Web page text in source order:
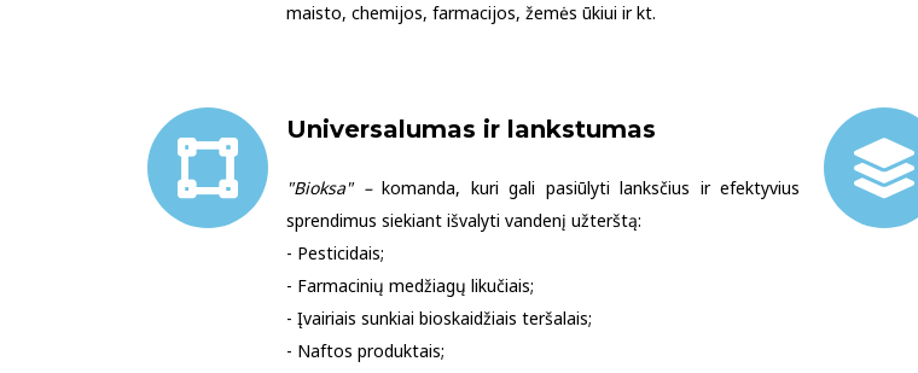
maisto, chemijos, farmacijos, žemės ūkiui ir kt.
Universalumas ir lankstumas
"Bioksa" –komanda, kuri gali pasiūlyti lanksčius ir efektyvius
sprendimus siekiant išvalyti vandenį užterštą:
- Pesticidais;
- Farmacinių medžiagų likučiais;
- Įvairiais sunkiai bioskaidžiais teršalais;
- Naftos produktais;